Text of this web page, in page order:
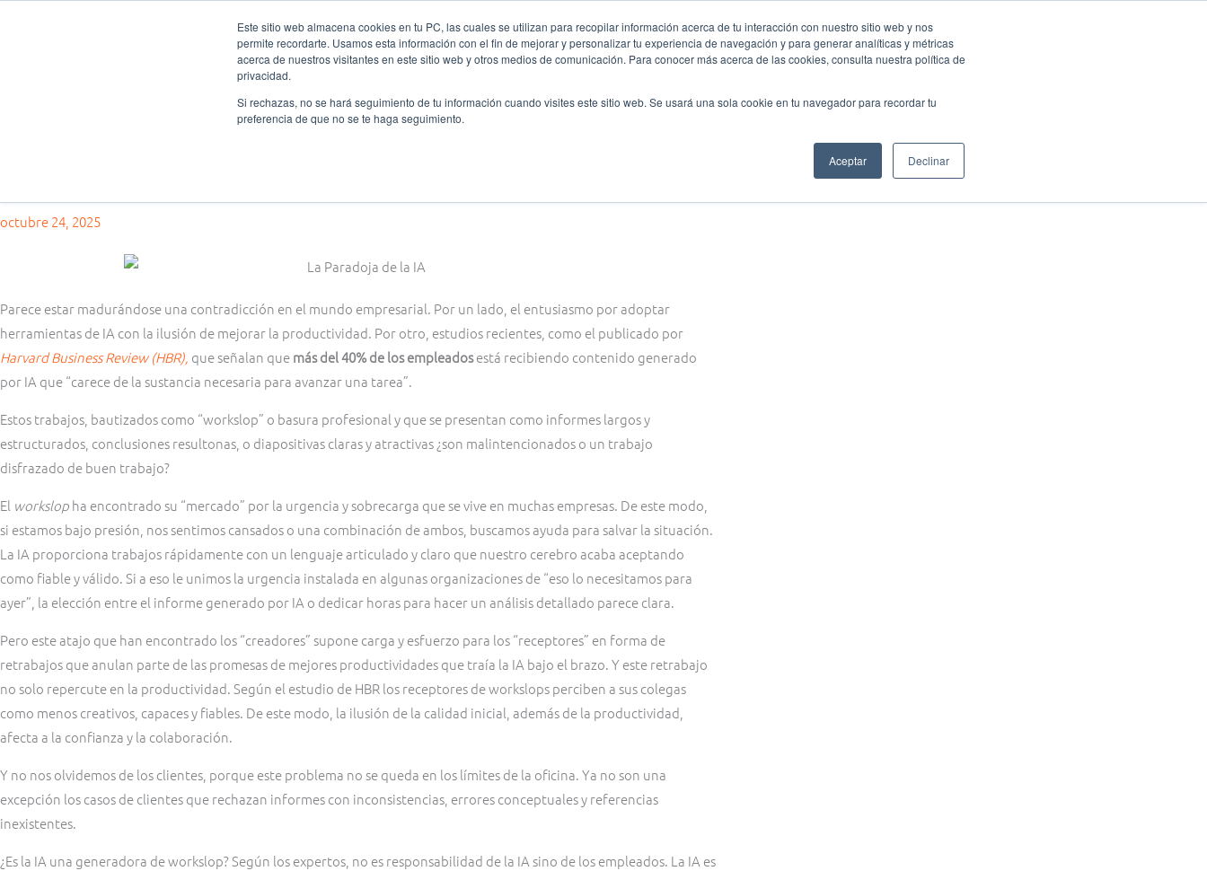
Este sitio web almacena cookies en tu PC, las cuales se utilizan para recopilar información acerca de tu interacción con nuestro sitio web y nos
permite recordarte. Usamos esta información con el fin de mejorar y personalizar tu experiencia de navegación y para generar analíticas y métricas
acerca de nuestros visitantes en este sitio web y otros medios de comunicación. Para conocer más acerca de las cookies, consulta nuestra política de
privacidad.
Si rechazas, no se hará seguimiento de tu información cuando visites este sitio web. Se usará una sola cookie en tu navegador para recordar tu
preferencia de que no se te haga seguimiento.
Aceptar Declinar
Fundación Actívate Quiénes somos Ligas y Torneos Formación Oratoria Eventos Activa-t Blog
octubre 24, 2025
Parece estar madurándose una contradicción en el mundo empresarial. Por un lado, el entusiasmo por adoptar
herramientas de IA con la ilusión de mejorar la productividad. Por otro, estudios recientes, como el publicado por
Harvard Business Review (HBR), que señalan quemás del 40% de los empleadosestá recibiendo contenido generado
por IA que “carece de la sustancia necesaria para avanzar una tarea”.
Estos trabajos, bautizados como “workslop” o basura profesional y que se presentan como informes largos y
estructurados, conclusiones resultonas, o diapositivas claras y atractivas ¿son malintencionados o un trabajo
disfrazado de buen trabajo?
El workslopha encontrado su “mercado” por la urgencia y sobrecarga que se vive en muchas empresas. De este modo,
si estamos bajo presión, nos sentimos cansados o una combinación de ambos, buscamos ayuda para salvar la situación.
La IA proporciona trabajos rápidamente con un lenguaje articulado y claro que nuestro cerebro acaba aceptando
como fiable y válido. Si a eso le unimos la urgencia instalada en algunas organizaciones de “eso lo necesitamos para
ayer”, la elección entre el informe generado por IA o dedicar horas para hacer un análisis detallado parece clara.
Pero este atajo que han encontrado los “creadores” supone carga y esfuerzo para los “receptores” en forma de
retrabajos que anulan parte de las promesas de mejores productividades que traía la IA bajo el brazo. Y este retrabajo
no solo repercute en la productividad. Según el estudio de HBR los receptores de workslops perciben a sus colegas
como menos creativos, capaces y fiables. De este modo, la ilusión de la calidad inicial, además de la productividad,
afecta a la confianza y la colaboración.
Y no nos olvidemos de los clientes, porque este problema no se queda en los límites de la oficina. Ya no son una
excepción los casos de clientes que rechazan informes con inconsistencias, errores conceptuales y referencias
inexistentes.
¿Es la IA una generadora de workslop? Según los expertos, no es responsabilidad de la IA sino de los empleados. La IA es